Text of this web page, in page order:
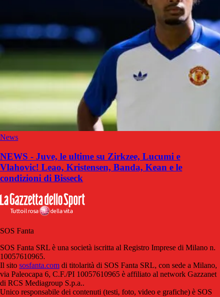
News
NEWS - Juve, le ultime su Zirkzee, Lucumi e
Vlahovic! Leao, Kristensen, Banda, Kean e le
condizioni di Bisseck
SOS Fanta
SOS Fanta SRL è una società iscritta al Registro Imprese di Milano n.
10057610965.
Il sito sosfanta.com di titolarità di SOS Fanta SRL, con sede a Milano,
via Paleocapa 6, C.F./PI 10057610965 è affiliato al network Gazzanet
di RCS Mediagroup S.p.a..
Unico responsabile dei contenuti (testi, foto, video e grafiche) è SOS